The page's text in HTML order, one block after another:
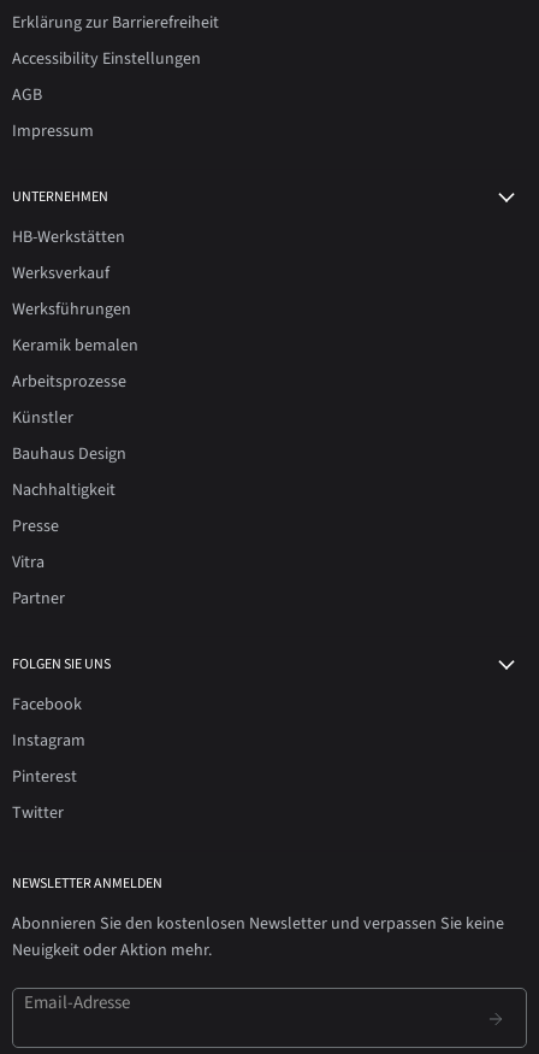
Erklärung zur Barrierefreiheit
Accessibility Einstellungen
AGB
Impressum
UNTERNEHMEN
HB-Werkstätten
Werksverkauf
Werksführungen
Keramik bemalen
Arbeitsprozesse
Künstler
Bauhaus Design
Nachhaltigkeit
Presse
Vitra
Partner
FOLGEN SIE UNS
Facebook
Instagram
Pinterest
Twitter
NEWSLETTER ANMELDEN
Abonnieren Sie den kostenlosen Newsletter und verpassen Sie keine
Neuigkeit oder Aktion mehr.
Email-Adresse